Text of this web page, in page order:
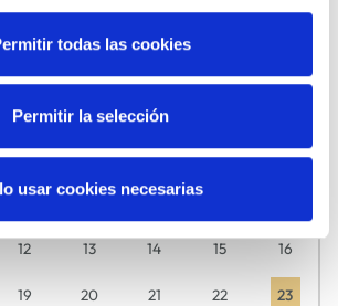
todas las cookies
Permitir la selección
usar cookies necesarias
M J V
29 30 31 1 2
5 6 7
12 13 14 15 16
19 20 21 22 23